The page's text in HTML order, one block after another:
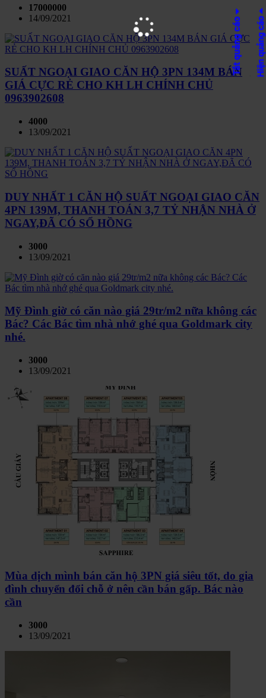
17000000
14/09/2021
SUẤT NGOẠI GIAO CĂN HỘ 3PN 134M BÁN
GIÁ CỰC RẺ CHO KH LH CHÍNH CHỦ
0963902608
4000
13/09/2021
DUY NHẤT 1 CĂN HỘ SUẤT NGOẠI GIAO CĂN
4PN 139M, THANH TOÁN 3,7 TỶ NHẬN NHÀ Ở
NGAY,ĐÃ CÓ SỔ HỒNG
3000
13/09/2021
Mỹ Đình giờ có căn nào giá 29tr/m2 nữa không các
Bác? Các Bác tìm nhà nhớ ghé qua Goldmark city
nhé.
3000
13/09/2021
Mùa dịch mình bán căn hộ 3PN giá siêu tốt, do gia
đình chuyển đổi chỗ ở nên cần bán gấp. Bác nào
cần
3000
13/09/2021